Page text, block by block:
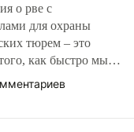
о рве с
для охраны
тюрем – это
как быстро мы
по пути
изменений.